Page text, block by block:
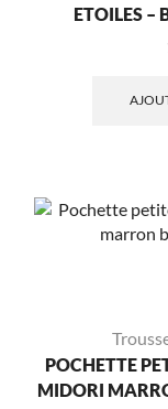
ETOILES –
POCHETTE
MIDORI